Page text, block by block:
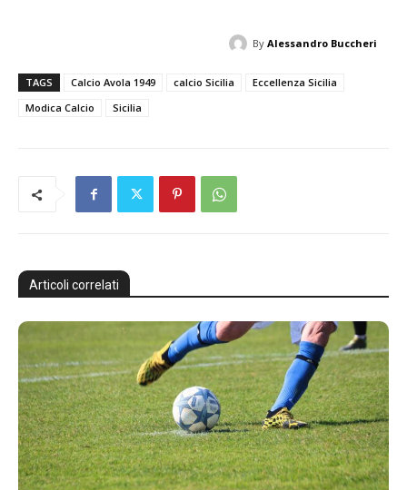
By Alessandro Buccheri
TAGS Calcio Avola 1949 calcio Sicilia
Eccellenza Sicilia
Modica Calcio
Sicilia
Articoli correlati